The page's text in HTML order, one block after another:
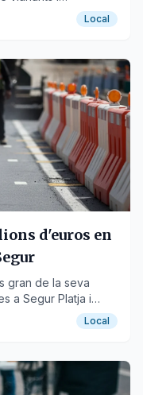
Local
d'euros en
gran de la seva
a Segur Platja i
Local